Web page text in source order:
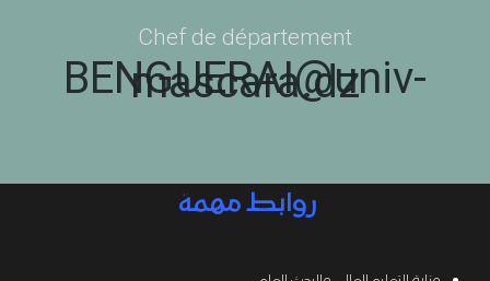
Chef de département
BENGUERAI@univ-
mascara.dz
روابط مهمة